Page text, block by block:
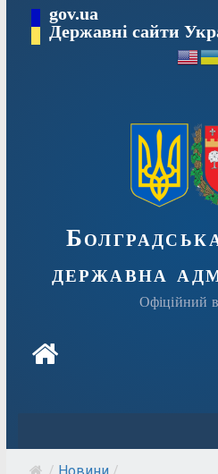
Перейтиgov.ua
Державні сайти
державна
Офіційний